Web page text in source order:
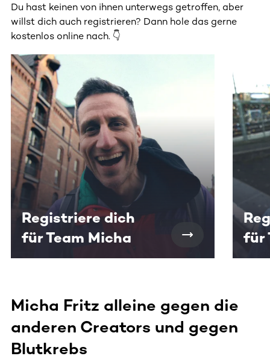
Du hast keinen von ihnen unterwegs getroffen, aber
willst dich auch registrieren? Dann hole das gerne
kostenlos online nach. 👇
Dieser Bereich enthält horizontal scrollbare Inhalte.
Registriere dich
für Team Micha
für
Micha Fritz alleine gegen die
anderen Creators und gegen
Blutkrebs